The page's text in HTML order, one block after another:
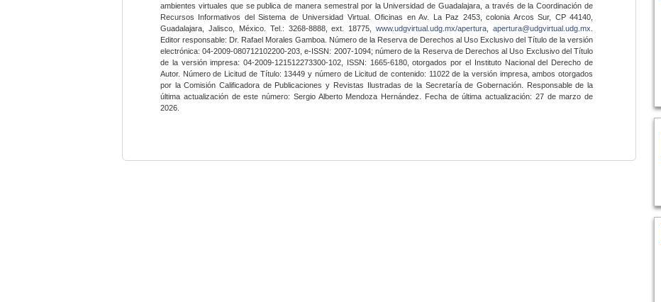
ambientes virtuales que se publica de manera semestral por la Universidad de Guadalajara, a través de la Coordinación de
Recursos Informativos del Sistema de Universidad Virtual. Oficinas en Av. La Paz 2453, colonia Arcos Sur, CP 44140,
Guadalajara, Jalisco, México. Tel.: 3268-8888, ext. 18775,www.udgvirtual.udg.mx/apertura apertura@udgvirtual.udg.mx
Editor responsable: Dr. Rafael Morales Gamboa. Número de la Reserva de Derechos al Uso Exclusivo del Título de la versión
electrónica: 04-2009-080712102200-203, e-ISSN: 2007-1094; número de la Reserva de Derechos al Uso Exclusivo del Título
de la versión impresa: 04-2009-121512273300-102, ISSN: 1665-6180, otorgados por el Instituto Nacional del Derecho de
Autor. Número de Licitud de Título: 13449 y número de Licitud de contenido: 11022 de la versión impresa, ambos otorgados
por la Comisión Calificadora de Publicaciones y Revistas Ilustradas de la Secretaría de Gobernación. Responsable de la
última actualización de este número: Sergio Alberto Mendoza Hernández. Fecha de última actualización: 27 de marzo de
2026.